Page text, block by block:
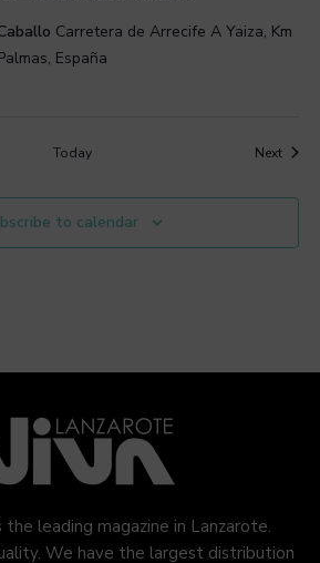
Carretera de Arrecife A Yaiza, Km
España
Today Next
to calendar
the leading magazine in Lanzarote.
We have the largest distribution